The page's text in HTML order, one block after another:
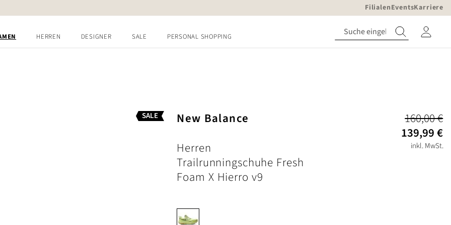
FilialenEventsKarriere
HERREN DESIGNER SALE PERSONAL SHOPPING
SALE
New Balance
Herren
Trailrunningschuhe Fresh
Foam X Hierro v9
160,00 €
139,99 €
inkl. MwSt.